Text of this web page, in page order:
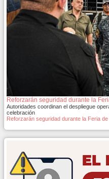
Reforzarán seguridad durante la
Autoridades coordinan el despliegue
celebración
Reforzarán seguridad durante la Feria